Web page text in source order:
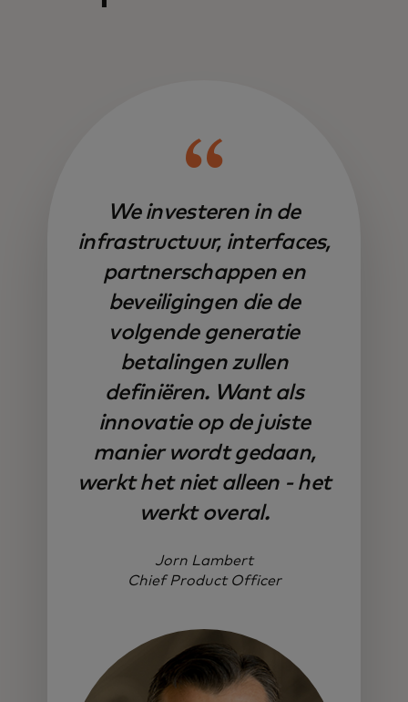
We investeren in de
infrastructuur, interfaces,
partnerschappen en
beveiligingen die de
volgende generatie
betalingen zullen
definiëren. Want als
innovatie op de juiste
manier wordt gedaan,
werkt het niet alleen - het
werkt overal.
Jorn Lambert
Chief Product Officer